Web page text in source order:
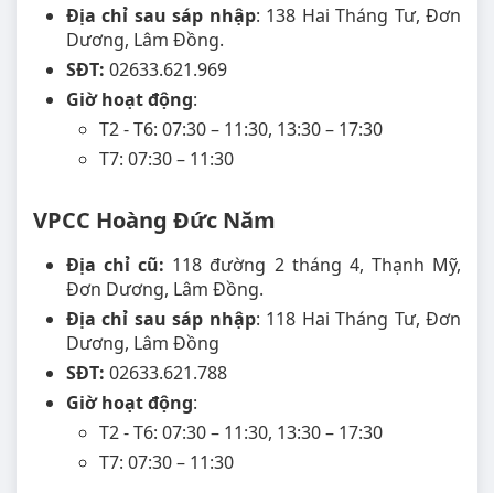
Địa chỉ sau sáp nhập: 138 Hai Tháng Tư, Đơn
Dương, Lâm Đồng.
SĐT: 02633.621.969
Giờ hoạt động:
T2 - T6: 07:30 – 11:30, 13:30 – 17:30
T7: 07:30 – 11:30
VPCC Hoàng Đức Năm
Địa chỉ cũ: 118 đường 2 tháng 4, Thạnh Mỹ,
Đơn Dương, Lâm Đồng.
Địa chỉ sau sáp nhập: 118 Hai Tháng Tư, Đơn
Dương, Lâm Đồng
SĐT: 02633.621.788
Giờ hoạt động:
T2 - T6: 07:30 – 11:30, 13:30 – 17:30
T7: 07:30 – 11:30